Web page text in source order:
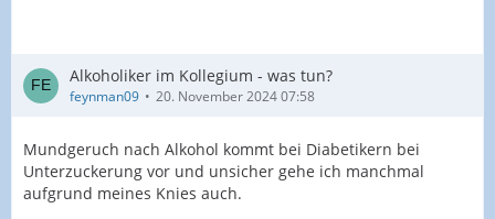
Alkoholiker im Kollegium - was tun?
feynman09 20. November 2024 07:58
Mundgeruch nach Alkohol kommt bei Diabetikern bei
Unterzuckerung vor und unsicher gehe ich manchmal
aufgrund meines Knies auch.